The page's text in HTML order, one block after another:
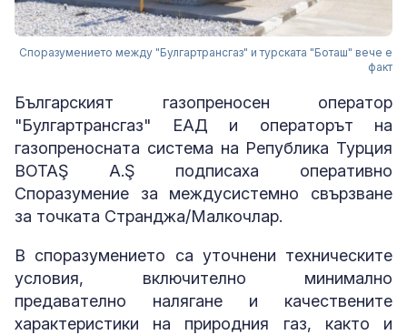
Споразумението между "Булгартрансгаз" и турската "Боташ" вече е
факт
Българският газопреносен оператор
"Булгартрансгаз" ЕАД и операторът на
газопреносната система на Република Турция
BOTAŞ A.Ş подписаха оперативно
Споразумение за междусистемно свързване
за точката Странджа/Малкочлар.
В споразумението са уточнени техническите
условия, включително минимално
предавателно налягане и качествените
характеристики на природния газ, както и